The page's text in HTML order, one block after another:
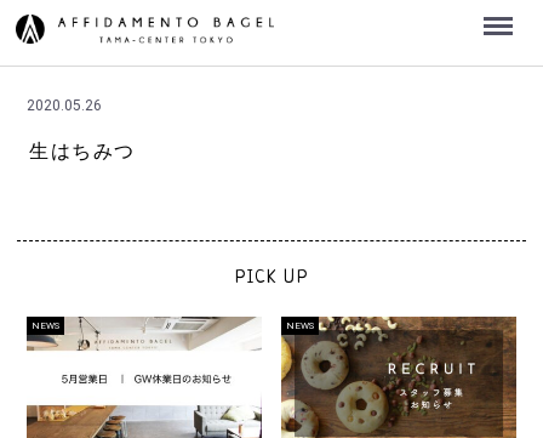
Menu
2020.05.26
生はちみつ
PICK UP
NEWS NEWS